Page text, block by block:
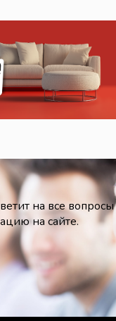
на все вопросы
на сайте.